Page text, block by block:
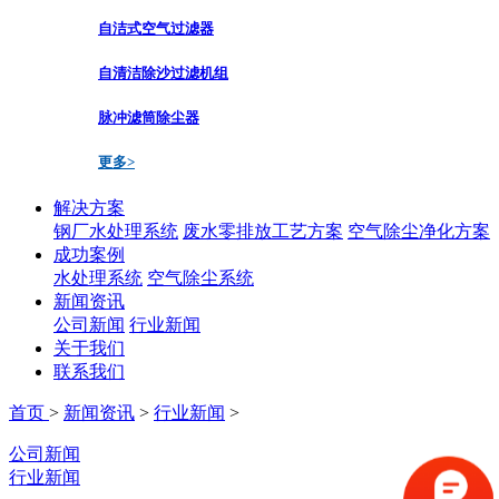
自洁式空气过滤器
自清洁除沙过滤机组
脉冲滤筒除尘器
更多>
解决方案
钢厂水处理系统 废水零排放工艺方案 空气除尘净化方案
成功案例
水处理系统 空气除尘系统
新闻资讯
公司新闻 行业新闻
关于我们
联系我们
首页 > 新闻资讯 > 行业新闻 >
公司新闻
行业新闻